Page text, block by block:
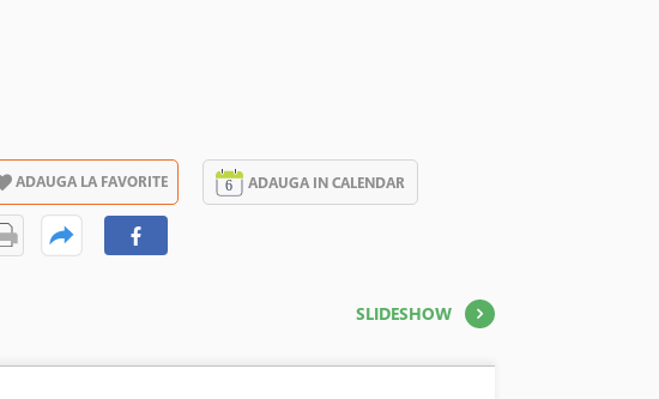
ADAUGA LA FAVORITE ADAUGA IN CALENDAR
SLIDESHOW